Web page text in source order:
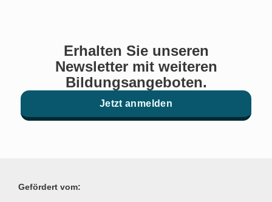
Erhalten Sie unseren
Newsletter mit weiteren
Bildungsangeboten.
Jetzt anmelden
Gefördert vom: